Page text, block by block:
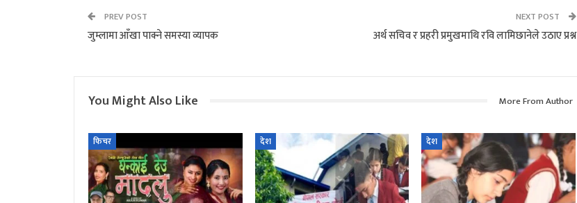
PREV POST
जुम्लामा आँखा पाक्ने समस्या व्यापक
NEXT POST
अर्थ सचिव र प्रहरी प्रमुखमाथि रवि लामिछानेले उठाए प्रश्न
You Might Also Like More From Author
फिचर देश देश